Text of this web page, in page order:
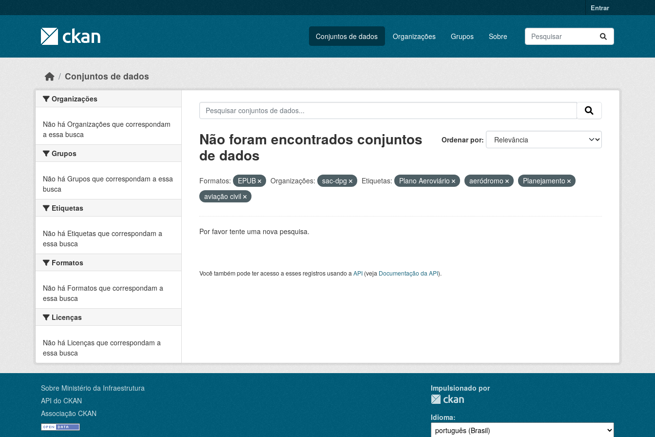
Entrar
Conjuntos de dados Organizações Grupos Sobre
Conjuntos de dados
Organizações
Não há Organizações que correspondam
a essa busca
Grupos
Não há Grupos que correspondam a essa
busca
Etiquetas
Não há Etiquetas que correspondam a
essa busca
Formatos
Não há Formatos que correspondam a
essa busca
Licenças
Não há Licenças que correspondam a
essa busca
Ordenar por
Não foram encontrados conjuntos
de dados
Formatos: EPUB Organizações: sac-dpg Etiquetas: Plano Aeroviário aeródromo
Planejamento
aviação civil
Por favor tente uma nova pesquisa.
Você também pode ter acesso a esses registros usando a API(veja Documentação da API).
Sobre Ministério da Infraestrutura
API do CKAN
Associação CKAN
Impulsionado por
Idioma